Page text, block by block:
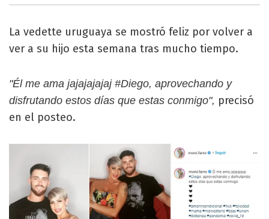
La vedette uruguaya se mostró feliz por volver a
ver a su hijo esta semana tras mucho tiempo.
"Él me ama jajajajajaj #Diego, aprovechando y
disfrutando estos días que estas conmigo", precisó
en el posteo.